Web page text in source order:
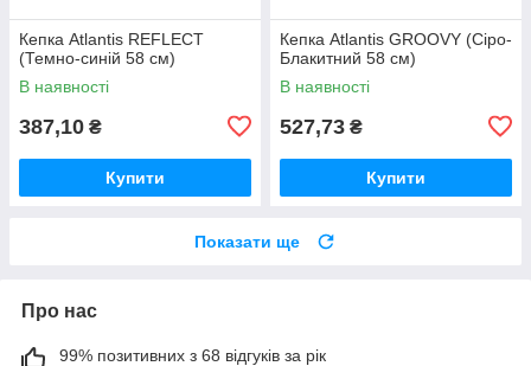
Кепка Atlantis REFLECT
(Темно-синій 58 см)
В наявності
387,10 ₴
Купити
Кепка Atlantis GROOVY (Сіро-
Блакитний 58 см)
В наявності
527,73 ₴
Купити
Показати ще
Про нас
99% позитивних з 68 відгуків за рік